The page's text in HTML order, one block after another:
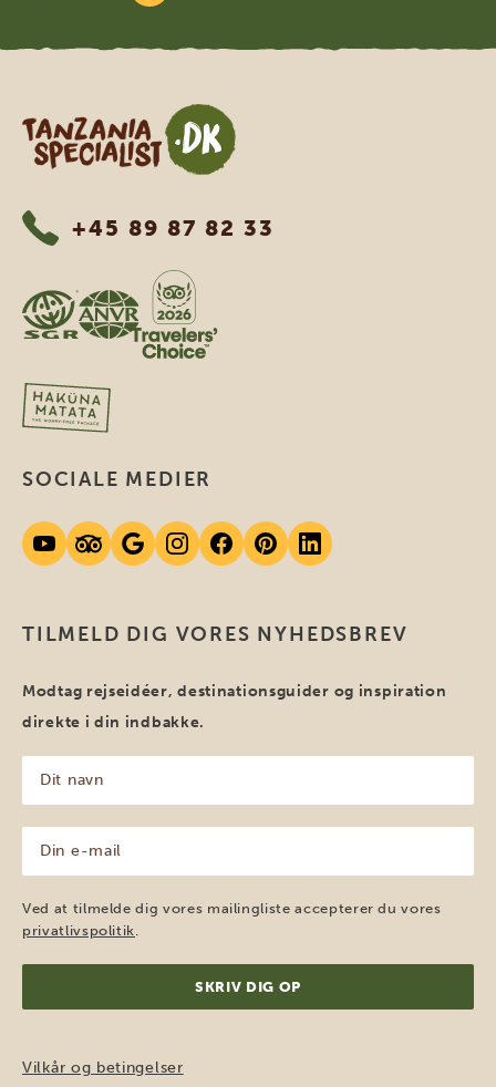
Tanzania Specialist
+45 89 87 82 33
TILMELD DIG VORES NYHEDSBREV
Modtag rejseidéer, destinationsguider og inspiration
direkte i din indbakke.
navn
(Påkrævet)
mail
(Påkrævet)
Ved at tilmelde dig vores mailingliste accepterer du vores
privatlivspolitik.
SOCIALE MEDIER
Vilkår og betingelser